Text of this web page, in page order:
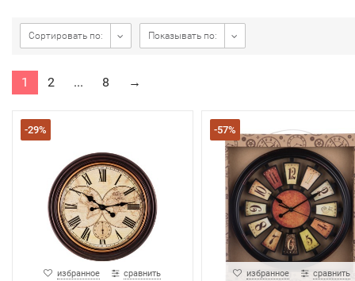
Сортировать по: Показывать по:
1 2 ... 8 →
-29%
избранное сравнить
-57%
избранное сравнить